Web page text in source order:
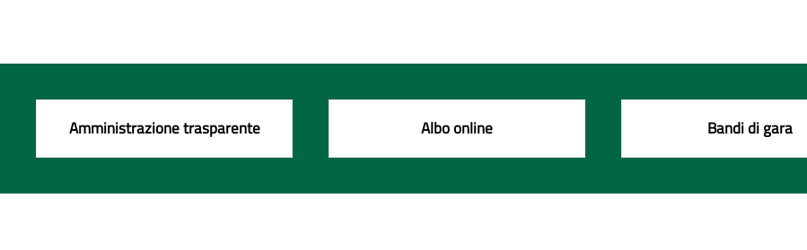
Amministrazione trasparente Albo online Bandi di gara